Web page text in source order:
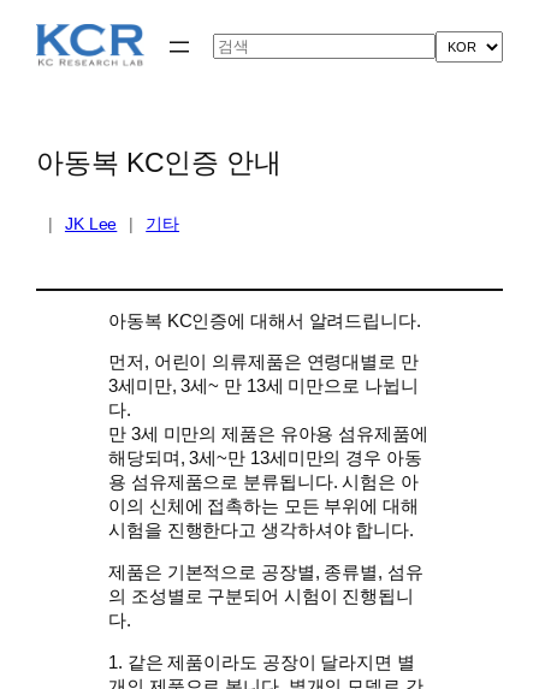
Search
아동복 KC인증 안내
| JK Lee | 기타
아동복 KC인증에 대해서 알려드립니다.
먼저, 어린이 의류제품은 연령대별로 만
3세미만, 3세~ 만 13세 미만으로 나뉩니
다.
만 3세 미만의 제품은 유아용 섬유제품에
해당되며, 3세~만 13세미만의 경우 아동
용 섬유제품으로 분류됩니다.시험은 아
이의 신체에 접촉하는 모든 부위에 대해
시험을 진행한다고 생각하셔야 합니다.
제품은 기본적으로 공장별, 종류별, 섬유
의 조성별로 구분되어 시험이 진행됩니
다.
1. 같은 제품이라도 공장이 달라지면 별